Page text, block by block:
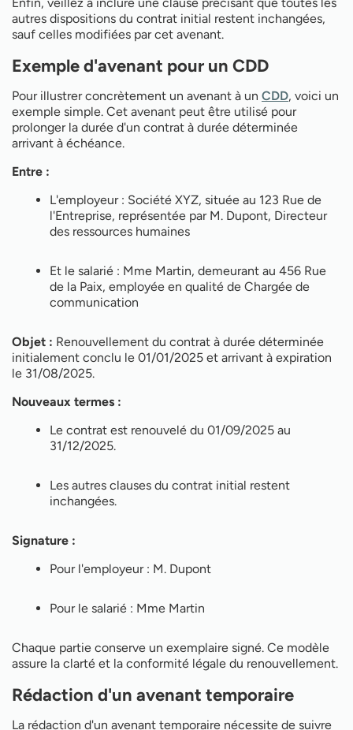
autres dispositions du contrat initial restent inchangées,
sauf celles modifiées par cet avenant.
Exemple d'avenant pour un CDD
Pour illustrer concrètement un avenant à un CDD, voici un
exemple simple. Cet avenant peut être utilisé pour
prolonger la durée d'un contrat à durée déterminée
arrivant à échéance.
Entre :
L'employeur : Société XYZ, située au 123 Rue de
l'Entreprise, représentée par M. Dupont, Directeur
des ressources humaines
Et le salarié : Mme Martin, demeurant au 456 Rue
de la Paix, employée en qualité de Chargée de
communication
Objet : Renouvellement du contrat à durée déterminée
initialement conclu le 01/01/2025 et arrivant à expiration
le 31/08/2025.
Nouveaux termes :
Le contrat est renouvelé du 01/09/2025 au
31/12/2025.
Les autres clauses du contrat initial restent
inchangées.
Signature :
Pour l'employeur : M. Dupont
Pour le salarié : Mme Martin
Chaque partie conserve un exemplaire signé. Ce modèle
assure la clarté et la conformité légale du renouvellement.
Rédaction d'un avenant temporaire
La rédaction d'un avenant temporaire nécessite de suivre